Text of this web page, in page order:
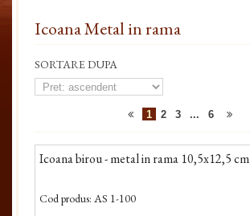
Icoana Metal in rama
SORTARE DUPA
1 2 3 ... 6
Icoana birou - metal in rama 10,5x12,5 cm
Cod produs: AS 1-100